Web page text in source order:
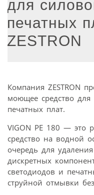
для
печатных
ZESTRON
Компания ZESTRON
моющее средство
печатных плат.
VIGON PE 180 — это
средство на водной
очередь для
дискретных
светодиодов и
струйной отмывки